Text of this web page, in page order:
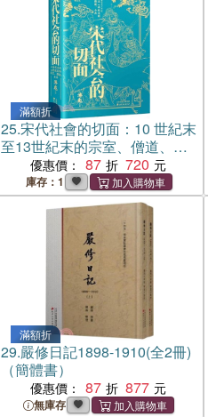
滿額折
25.宋代社會的切面：10 世紀末
至13世紀末的宗室、僧道、士
兵（簡體書）
優惠價： 87 720
庫存：1
滿額折
29.嚴修日記1898-1910(全2冊)
（簡體書）
優惠價： 87 877
無庫存